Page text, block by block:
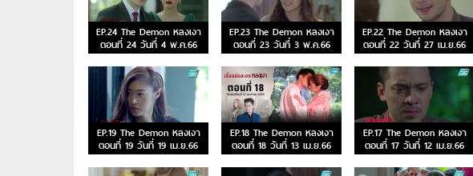
รักอยู่ประตูถัดไป
EP.24 The Demon หลงเงา
ตอนที่ 24 วันที่ 4 พ.ค.66
EP.23 The Demon หลงเงา
ตอนที่ 23 วันที่ 3 พ.ค.66
EP.22 The Demon หลงเงา
ตอนที่ 22 วันที่ 27 เม.ย.66
EP.19 The Demon หลงเงา
ตอนที่ 19 วันที่ 19 เม.ย.66
EP.18 The Demon หลงเงา
ตอนที่ 18 วันที่ 13 เม.ย.66
EP.17 The Demon หลงเงา
ตอนที่ 17 วันที่ 12 เม.ย.66